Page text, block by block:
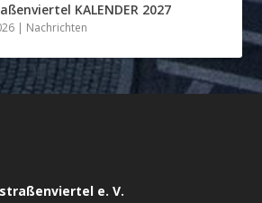
KALENDER 2027
| Nachrichten
e. V.